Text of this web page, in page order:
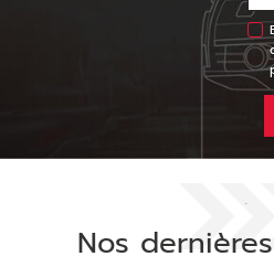
.
Nos